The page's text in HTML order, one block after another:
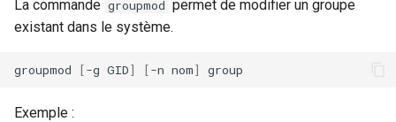
La commande groupmod permet de modifier un groupe
existant dans le système.
groupmod [-g GID] [-n nom]
Exemple :